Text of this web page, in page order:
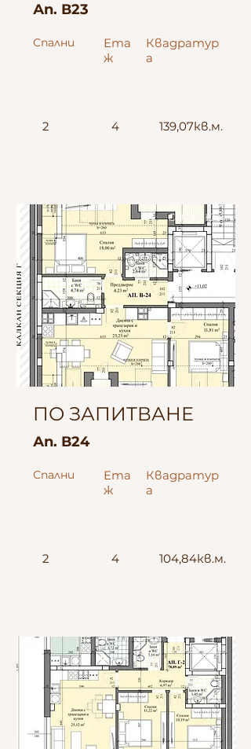
Ап. В23
Спални
Ета
ж
Квадратур
а
2 4 139,07кв.м.
Север-Юг
ПО ЗАПИТВАНЕ
Ап. В24
Спални
Ета
ж
Квадратур
а
2 4 104,84кв.м.
Юг-Запад